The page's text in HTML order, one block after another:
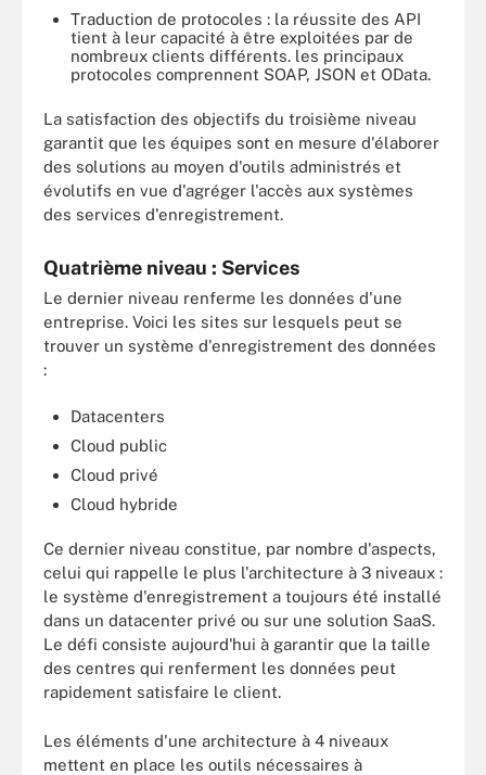
Traduction de protocoles : la réussite des API
tient à leur capacité à être exploitées par de
nombreux clients différents. les principaux
protocoles comprennent SOAP, JSON et OData.
La satisfaction des objectifs du troisième niveau
garantit que les équipes sont en mesure d'élaborer
des solutions au moyen d'outils administrés et
évolutifs en vue d'agréger l'accès aux systèmes
des services d'enregistrement.
Quatrième niveau : Services
Le dernier niveau renferme les données d'une
entreprise. Voici les sites sur lesquels peut se
trouver un système d'enregistrement des données
:
Datacenters
Cloud public
Cloud privé
Cloud hybride
Ce dernier niveau constitue, par nombre d'aspects,
celui qui rappelle le plus l'architecture à 3 niveaux :
le système d'enregistrement a toujours été installé
dans un datacenter privé ou sur une solution SaaS.
Le défi consiste aujourd'hui à garantir que la taille
des centres qui renferment les données peut
rapidement satisfaire le client.
Les éléments d'une architecture à 4 niveaux
mettent en place les outils nécessaires à